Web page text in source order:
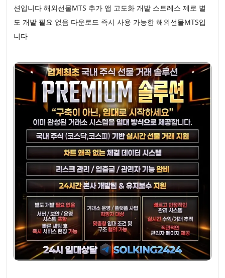
션입니다 해외선물MTS 추가 앱 고도화 개발 스트레스 제로 별
도 개발 필요 없음 다운로드 즉시 사용 가능한 해외선물MTS입
니다